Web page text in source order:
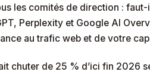
les comités de direction :
Perplexity et Google AI
au trafic web et de votre
chuter de 25 % d’ici fin 2026